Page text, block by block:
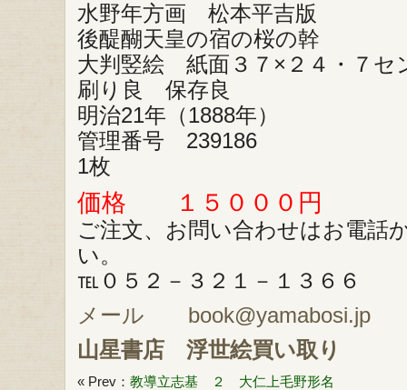
水野年方画 松本平吉版
後醍醐天皇の宿の桜の幹
大判竪絵 紙面３７×２４・７セ
刷り良 保存良
明治21年（1888年）
管理番号 239186
1枚
価格 １５０００円
ご注文、お問い合わせはお電話
い。
℡０５２－３２１－１３６６
メール book@yamabosi.jp
山星書店
浮世絵買い取り
« Prev： 教導立志基 ２ 大仁上毛野形名